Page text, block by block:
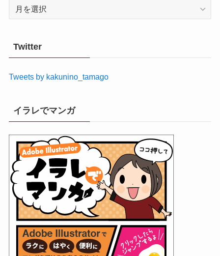
Twitter
Tweets by kakunino_tamago
イラレでマンガ